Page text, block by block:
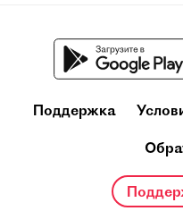
Поддержка